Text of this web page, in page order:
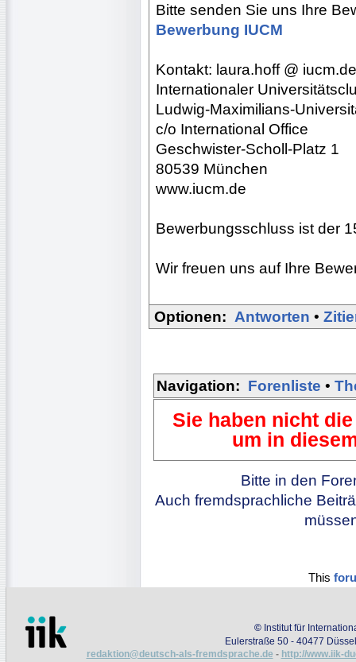
Bitte senden Sie uns Ihre
Bewerbung IUCM
Kontakt: laura.hoff @ iucm.de
Internationaler
Ludwig-Maximilians-
c/o International Office
Geschwister-Scholl-Platz 1
80539 München
www.iucm.de
Bewerbungsschluss ist der
Wir freuen uns auf Ihre
Optionen: Antworten •
Navigation: Forenliste •
Sie haben nicht
um in
Bitte in den
Auch fremdsprachliche
This
© Institut für
Eulerstraße 50 - 40477
redaktion@deutsch-als-fremdsprache.de - http://www.iik-